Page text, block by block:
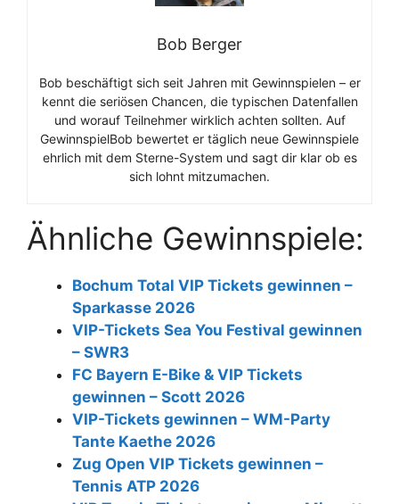
Bob Berger
Bob beschäftigt sich seit Jahren mit Gewinnspielen – er
kennt die seriösen Chancen, die typischen Datenfallen
und worauf Teilnehmer wirklich achten sollten. Auf
GewinnspielBob bewertet er täglich neue Gewinnspiele
ehrlich mit dem Sterne-System und sagt dir klar ob es
sich lohnt mitzumachen.
Ähnliche Gewinnspiele:
Bochum Total VIP Tickets gewinnen –
Sparkasse 2026
VIP-Tickets Sea You Festival gewinnen
– SWR3
FC Bayern E-Bike & VIP Tickets
gewinnen – Scott 2026
VIP-Tickets gewinnen – WM-Party
Tante Kaethe 2026
Zug Open VIP Tickets gewinnen –
Tennis ATP 2026